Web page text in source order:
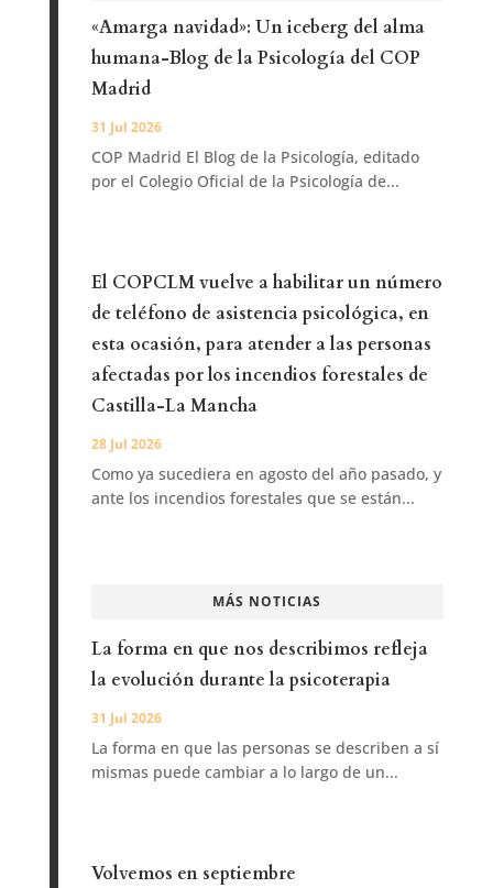
«Amarga navidad»: Un iceberg del alma
humana-Blog de la Psicología del COP
Madrid
31 Jul 2026
COP Madrid El Blog de la Psicología, editado
por el Colegio Oficial de la Psicología de...
El COPCLM vuelve a habilitar un número
de teléfono de asistencia psicológica, en
esta ocasión, para atender a las personas
afectadas por los incendios forestales de
Castilla-La Mancha
28 Jul 2026
Como ya sucediera en agosto del año pasado, y
ante los incendios forestales que se están...
MÁS NOTICIAS
La forma en que nos describimos refleja
la evolución durante la psicoterapia
31 Jul 2026
La forma en que las personas se describen a sí
mismas puede cambiar a lo largo de un...
Volvemos en septiembre